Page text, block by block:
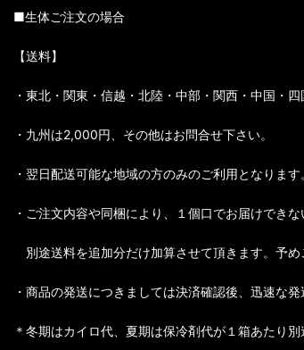
■生体ご注文の場合
【送料】
・東北・関東・信越・北陸・中部・関西・中国・四
・九州は2,000円、その他はお問合せ下さい。
・翌日配送可能な地域の方のみのご利用となります
・ご注文内容や同梱により、１個口でお届けできな
別途送料を追加分だけ加算させて頂きます。予め
・商品の発送につきましては決済確認後、迅速な
＊冬期はカイロ代、夏期は保冷剤代が１箱あたり